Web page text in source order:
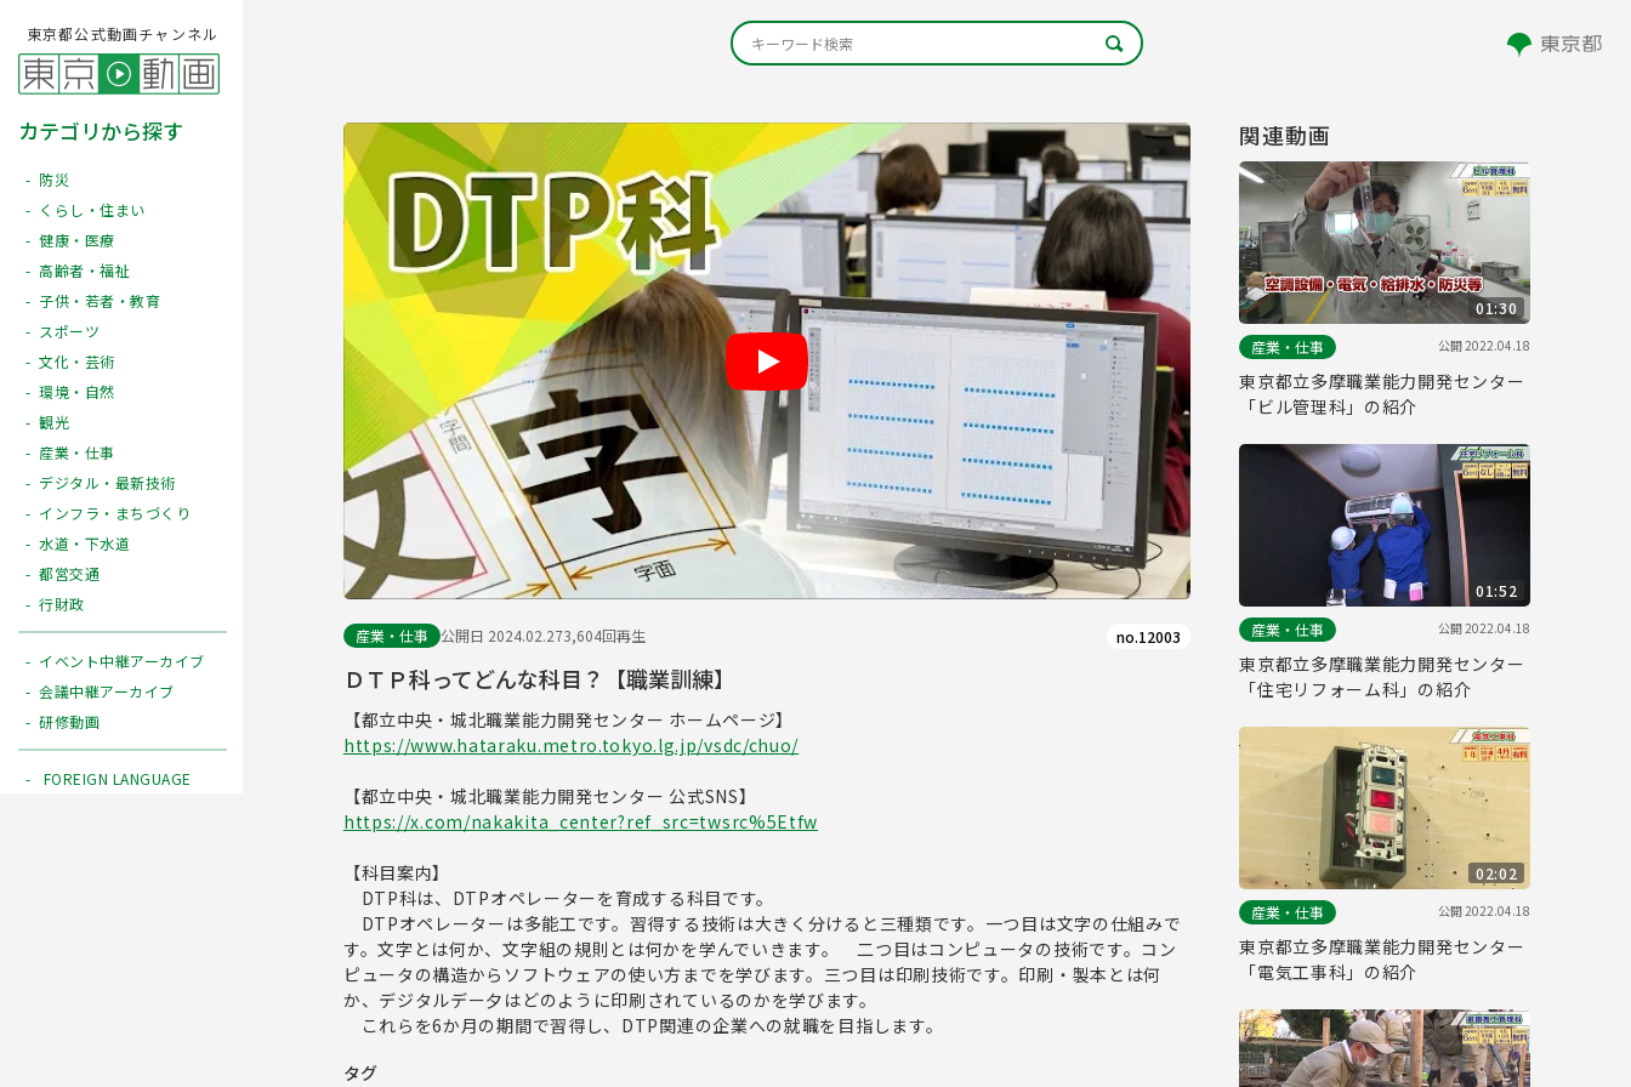
東京都公式動画チャンネル
カテゴリから探す
防災
くらし・住まい
健康・医療
高齢者・福祉
子供・若者・教育
スポーツ
文化・芸術
環境・自然
観光
産業・仕事
デジタル・最新技術
インフラ・まちづくり
水道・下水道
都営交通
行財政
イベント中継アーカイブ
会議中継アーカイブ
研修動画
FOREIGN LANGUAGE
Play
産業・仕事 公開日 2024.02.273,604回再生 no.12003
ＤＴＰ科ってどんな科目？【職業訓練】
【都立中央・城北職業能力開発センター ホームページ】
https://www.hataraku.metro.tokyo.lg.jp/vsdc/chuo/
【都立中央・城北職業能力開発センター 公式SNS】
https://x.com/nakakita_center?ref_src=twsrc%5Etfw
【科目案内】
DTP科は、DTPオペレーターを育成する科目です。
DTPオペレーターは多能工です。習得する技術は大きく分けると三種類です。一つ目は文字の仕組みで
す。文字とは何か、文字組の規則とは何かを学んでいきます。 二つ目はコンピュータの技術です。コン
ピュータの構造からソフトウェアの使い方までを学びます。三つ目は印刷技術です。印刷・製本とは何
か、デジタルデー夕はどのように印刷されているのかを学びます。
これらを6か月の期間で習得し、DTP関連の企業への就職を目指します。
タグ
関連動画
01:30
産業・仕事
公開2022.04.18
東京都立多摩職業能力開発センター
「ビル管理科」の紹介
01:52
産業・仕事
公開2022.04.18
東京都立多摩職業能力開発センター
「住宅リフォーム科」の紹介
02:02
産業・仕事
公開2022.04.18
東京都立多摩職業能力開発センター
「電気工事科」の紹介